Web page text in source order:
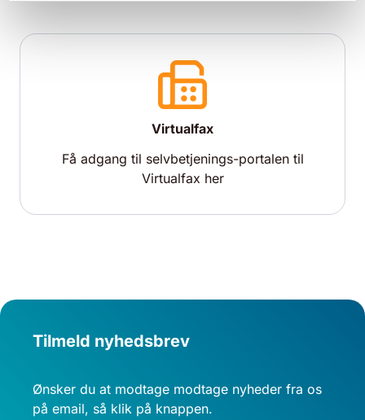
Virtualfax
Få adgang til selvbetjenings-portalen til
Virtualfax her
Tilmeld nyhedsbrev
Ønsker du at modtage modtage nyheder fra os
på email, så klik på knappen.